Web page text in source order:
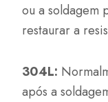
ou a soldagem
restaurar a
304L:
após a